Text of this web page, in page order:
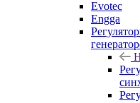
Evotec
Engga